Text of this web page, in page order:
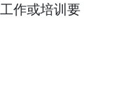
作或培训要